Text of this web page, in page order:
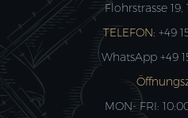
Flohrstrasse
TELEFON: +49
WhatsApp +49
MON- FRI: